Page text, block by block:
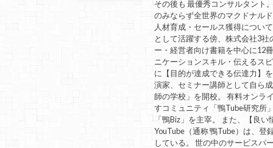
その後も 最優秀コンサルタント
のみならず全世界のマクドナル
人材育成・セールス獲得につい
として活躍する傍、株式会社3
ー・経営者向け書籍を中心に12
ニケーションスキル・伝えるス
に【目的が達成できる伝達力】
演家、セミナー講師として自ら
師の学校」を開校。 有料オンラ
すコミュニティ「鴨Tube研究所
「鴨Biz」を主宰。 また、【良
YouTube（通称 鴨Tube）は、
している。 世の中のサービスパ